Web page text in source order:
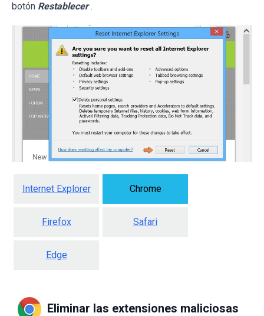
botón Restablecer .
Internet Explorer Chrome
Firefox Safari
Edge
Eliminar las extensiones maliciosas